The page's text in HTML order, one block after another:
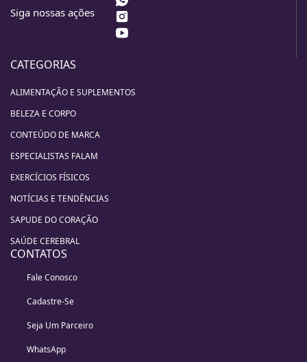
Siga nossas ações
CATEGORIAS
ALIMENTAÇÃO E SUPLEMENTOS
BELEZA E CORPO
CONTEÚDO DE MARCA
ESPECIALISTAS FALAM
EXERCÍCIOS FÍSICOS
NOTÍCIAS E TENDÊNCIAS
SAPUDE DO CORAÇÃO
SAÚDE CEREBRAL
CONTATOS
Fale Conosco
Cadastre-Se
Seja Um Parceiro
WhatsApp